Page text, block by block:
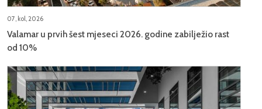
07, kol, 2026
Valamar u prvih šest mjeseci 2026. godine zabilježio rast
od 10%